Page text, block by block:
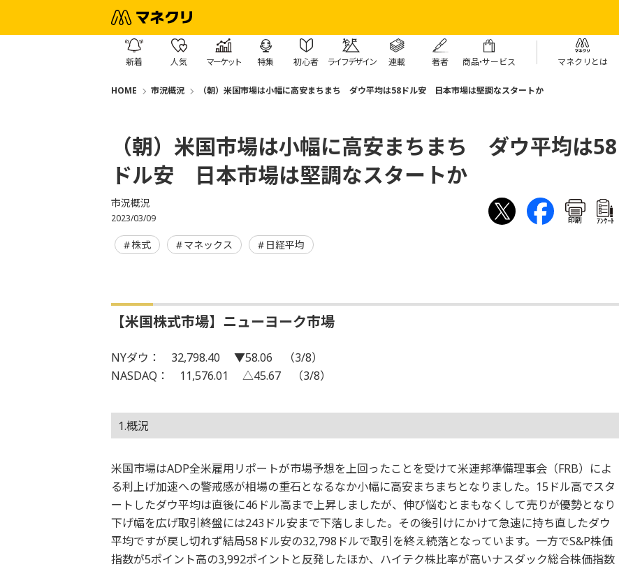
新着 人気 マーケット 特集 初心者 ライフデザイン 連載 著者 商品・サービス マネクリとは
HOME 市況概況 （朝）米国市場は小幅に高安まちまち ダウ平均は58ドル安 日本市場は堅調なスタートか
（朝）米国市場は小幅に高安まちまち ダウ平均は58
ドル安 日本市場は堅調なスタートか
市況概況
2023/03/09 印刷 ｱﾝｹｰﾄ
株式 マネックス 日経平均
【米国株式市場】ニューヨーク市場
NYダウ： 32,798.40 ▼58.06 （3/8）
NASDAQ： 11,576.01 △45.67 （3/8）
1.概況
米国市場はADP全米雇用リポートが市場予想を上回ったことを受けて米連邦準備理事会（FRB）によ
る利上げ加速への警戒感が相場の重石となるなか小幅に高安まちまちとなりました。15ドル高でスタ
ートしたダウ平均は直後に46ドル高まで上昇しましたが、伸び悩むとまもなくして売りが優勢となり
下げ幅を広げ取引終盤には243ドル安まで下落しました。その後引けにかけて急速に持ち直したダウ
平均ですが戻し切れず結局58ドル安の32,798ドルで取引を終え続落となっています。一方でS&P株価
指数が5ポイント高の3,992ポイントと反発したほか、ハイテク株比率が高いナスダック総合株価指数